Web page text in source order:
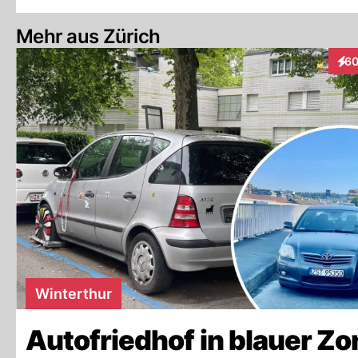
Mehr aus Zürich
60
Winterthur
Autofriedhof in blauer